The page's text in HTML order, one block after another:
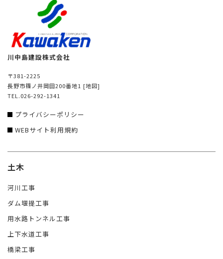
川中島建設株式会社
〒381-2225
長野市篠ノ井岡田200番地1 [地図]
TEL.026-292-1341
プライバシーポリシー
WEBサイト利用規約
土木
河川工事
ダム堰提工事
用水路トンネル工事
上下水道工事
橋梁工事